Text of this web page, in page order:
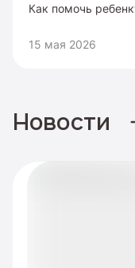
Как помочь
15 мая 2026
Новости